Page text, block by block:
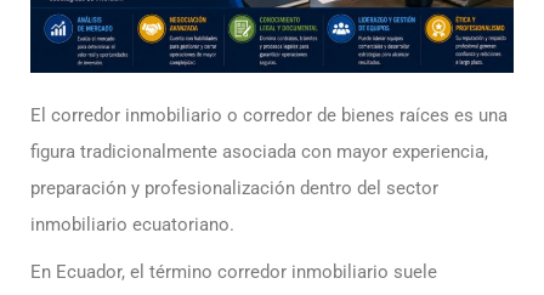
El corredor inmobiliario o corredor de bienes raíces es una
figura tradicionalmente asociada con mayor experiencia,
preparación y profesionalización dentro del sector
inmobiliario ecuatoriano.
En Ecuador, el término corredor inmobiliario suele